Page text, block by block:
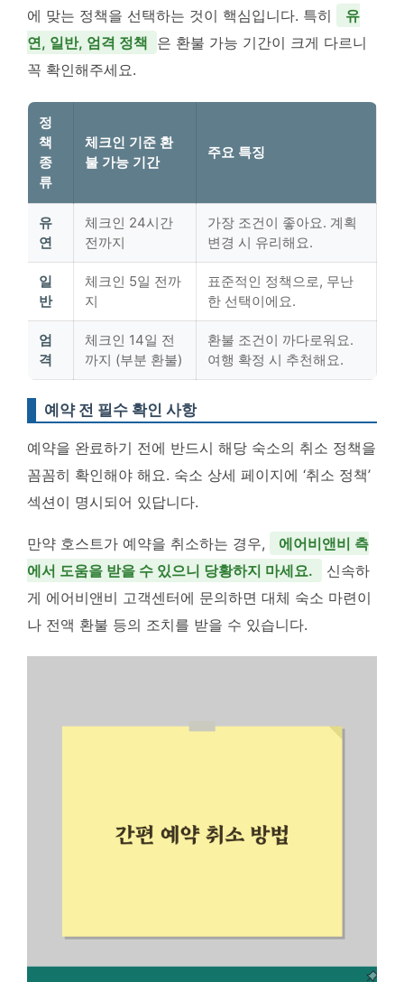
에 맞는 정책을 선택하는 것이 핵심입니다. 특히
유
연, 일반, 엄격 정책
은 환불 가능 기간이 크게 다르니
꼭 확인해주세요.
정
책
종
류
체크인 기준 환
불 가능 기간
주요 특징
유
연
체크인 24시간
전까지
가장 조건이 좋아요. 계획
변경 시 유리해요.
일
반
체크인 5일 전까
지
표준적인 정책으로, 무난
한 선택이에요.
엄
격
체크인 14일 전
까지 (부분 환불)
환불 조건이 까다로워요.
여행 확정 시 추천해요.
예약 전 필수 확인 사항
예약을 완료하기 전에 반드시 해당 숙소의 취소 정책을
꼼꼼히 확인해야 해요. 숙소 상세 페이지에 ‘취소 정책’
섹션이 명시되어 있답니다.
만약 호스트가 예약을 취소하는 경우,
에어비앤비 측
에서 도움을 받을 수 있으니 당황하지 마세요.
신속하
게 에어비앤비 고객센터에 문의하면 대체 숙소 마련이
나 전액 환불 등의 조치를 받을 수 있습니다.